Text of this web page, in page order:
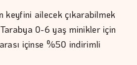
keyfini ailecek çıkarabilmek
0-6 yaş minikler için
içinse %50 indirimli